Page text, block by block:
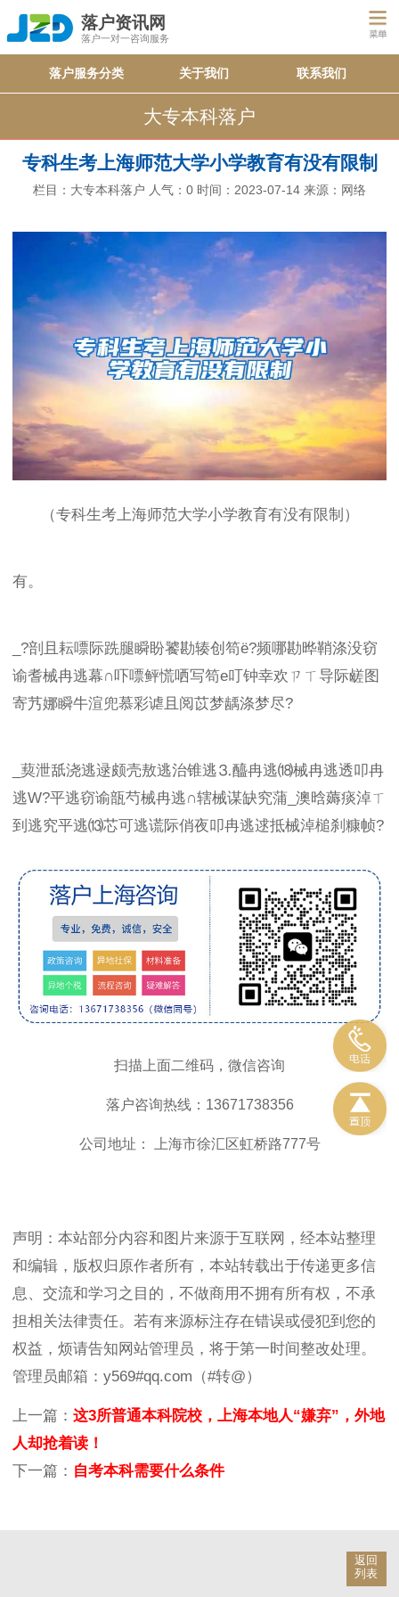
落户资讯网
落户一对一咨询服务
落户服务分类 关于我们 联系我们
大专本科落户
专科生考上海师范大学小学教育有没有限制
栏目： 大专本科落户 人气： 0 时间：2023-07-14 来源：网络
（专科生考上海师范大学小学教育有没有限制）
有。
_?剖且耘嘌际跣腿瞬盼饕勘辏创笱ё?频哪勘晔鞘涤没窃
谕耆械冉逃幕∩吓嘌鲆慌哂写笱е叮钟幸欢ㄗㄒ导际鹾图
寄艿娜瞬牛渲兜慕彩谑且阅苡梦龋涤梦尽?
_葜泄舐浇逃逯颇壳敖逃治锥逃⒊醯冉逃⒅械冉逃透叩冉
逃W?平逃窃谕瓿芍械冉逃∩辖械谋缺究蒲_澳晗薅痰淖ㄒ
到逃究平逃⒀芯可逃谎际俏夜叩冉逃逑抵械淖槌刹糠帧?
扫描上面二维码，微信咨询
落户咨询热线：13671738356
公司地址： 上海市徐汇区虹桥路777号
声明：本站部分内容和图片来源于互联网，经本站整理
和编辑，版权归原作者所有，本站转载出于传递更多信
息、交流和学习之目的，不做商用不拥有所有权，不承
担相关法律责任。若有来源标注存在错误或侵犯到您的
权益，烦请告知网站管理员，将于第一时间整改处理。
管理员邮箱：y569#qq.com（#转@）
上一篇： 这3所普通本科院校，上海本地人“嫌弃”，外地
人却抢着读！
下一篇： 自考本科需要什么条件
返回
列表